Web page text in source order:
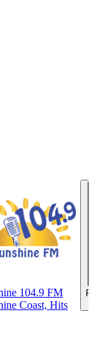
104.9 FM
Coast, Hits